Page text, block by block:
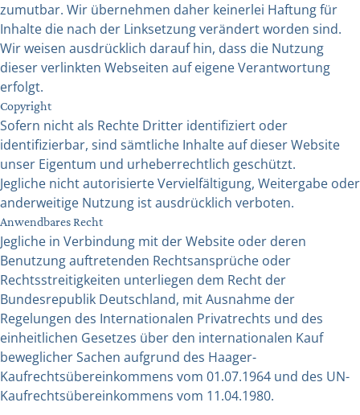
zumutbar. Wir übernehmen daher keinerlei Haftung für
Inhalte die nach der Linksetzung verändert worden sind.
Wir weisen ausdrücklich darauf hin, dass die Nutzung
dieser verlinkten Webseiten auf eigene Verantwortung
erfolgt.
Copyright
Sofern nicht als Rechte Dritter identifiziert oder
identifizierbar, sind sämtliche Inhalte auf dieser Website
unser Eigentum und urheberrechtlich geschützt.
Jegliche nicht autorisierte Vervielfältigung, Weitergabe oder
anderweitige Nutzung ist ausdrücklich verboten.
Anwendbares Recht
Jegliche in Verbindung mit der Website oder deren
Benutzung auftretenden Rechtsansprüche oder
Rechtsstreitigkeiten unterliegen dem Recht der
Bundesrepublik Deutschland, mit Ausnahme der
Regelungen des Internationalen Privatrechts und des
einheitlichen Gesetzes über den internationalen Kauf
beweglicher Sachen aufgrund des Haager-
Kaufrechtsübereinkommens vom 01.07.1964 und des UN-
Kaufrechtsübereinkommens vom 11.04.1980.